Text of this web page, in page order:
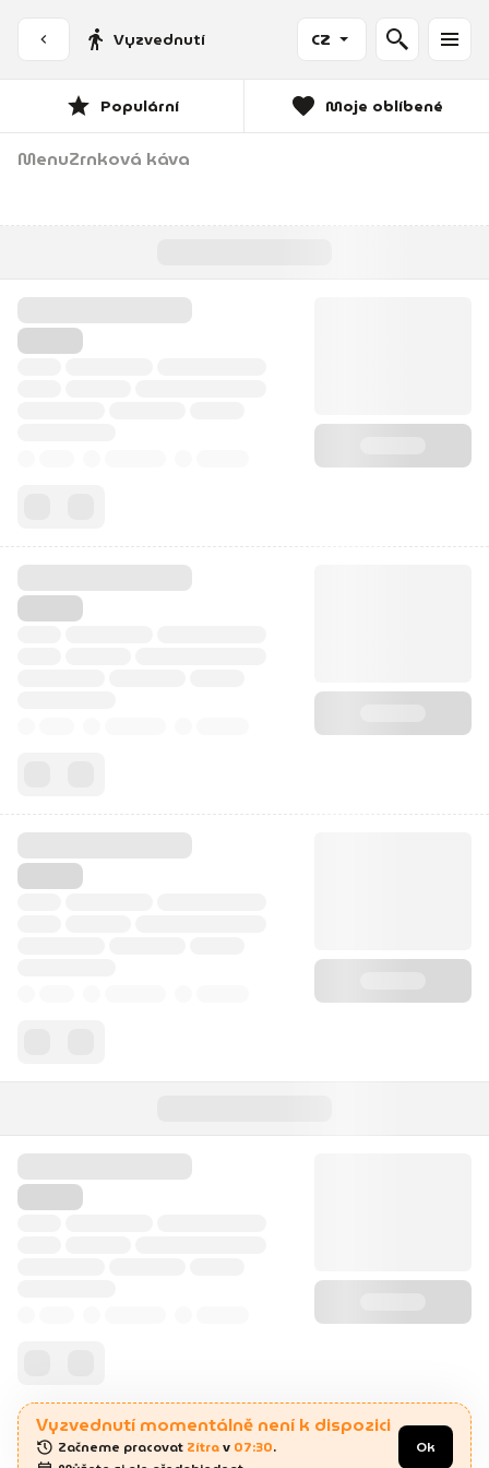
Vyzvednutí CZ
Populární Moje oblíbené
MenuZrnková káva
Vyzvednutí momentálně není k dispozici
Začneme pracovat Zítra v 07:30.
Ok